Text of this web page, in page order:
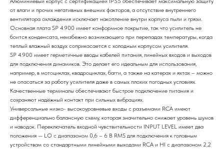
от влаги и прочих негативных внешних факторов, а отсутствие внутреннего
вентилятора охлаждения исключает накопление внутри корпуса пыли и грязи.
Основная плата SP 4.900 имеет конформное покрытие, так что усилитель не
боится конденсата, неизбежно возникающего при перепадах температуры, когда
теплый влажный воздух соприкасается с холодным корпусом усилителя.
SP 4.900 имеет герметичные вводы кабелей питания, линейных входов и выходов
для подключения динамиков. Это делает его идеальным для использования,
например, в мотоциклах, квадроциклах, багги, а также на катерах и яхтах – можно
не опасаться за работу усилителя даже в самых плохих погодных условиях.
Качественные терминалы обеспечивают быстрое подключение питания и
сохраняют надёжный контакт при сильных вибрациях.
Универсальные низко- высокоуровневые входы с разъемами RCA имеют
дифференциально балансную схему, которая значительно снижает уровень шумов
и наводок. Переключатель входной чувствительности INPUT LEVEL имеет два
положения — LO с диапазоном 0,6 – 6 В RMS для подключения к головным
устройствам со стандартными линейными выходами RCA и HI с диапазоном 2,2